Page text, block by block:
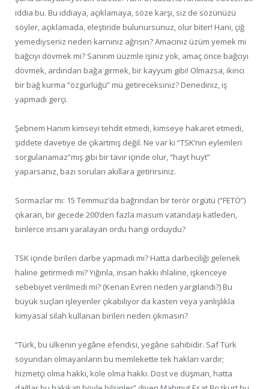
iddia bu. Bu iddiaya, açıklamaya, söze karşı, siz de sözünüzü
söyler, açıklamada, eleştiride bulunursunuz, olur biter! Hani, çiğ
yemediyseniz neden karnınız ağrısın? Amacınız üzüm yemek mi
bağcıyı dövmek mi? Sanırım üüzmle işiniz yok, amaç önce bağcıyı
dövmek, ardından bağa girmek, bir kayyum gibi! Olmazsa, ikinci
bir bağ kurma “özgürlüğü” mü getireceksiniz? Denediniz, iş
yapmadı gerçi.
Şebnem Hanım kimseyi tehdit etmedi, kimseye hakaret etmedi,
şiddete davetiye de çıkartmış değil. Ne var ki “TSK’nın eylemleri
sorgulanamaz”mış gibi bir tavır içinde olur, “hayt huyt”
yaparsanız, bazı soruları akıllara getirirsiniz.
Sormazlar mı: 15 Temmuz’da bağrından bir terör örgütü (“FETÖ”)
çıkaran, bir gecede 200’den fazla masum vatandaşı katleden,
binlerce insanı yaralayan ordu hangi orduydu?
TSK içinde birileri darbe yapmadı mı? Hatta darbeciliği gelenek
haline getirmedi mi? Yığınla, insan hakkı ihlaline, işkenceye
sebebiyet verilmedi mi? (Kenan Evren neden yargılandı?) Bu
büyük suçları işleyenler çıkabiliyor da kasten veya yanlışlıkla
kimyasal silah kullanan birileri neden çıkmasın?
“Türk, bu ülkenin yegâne efendisi, yegâne sahibidir. Saf Türk
soyundan olmayanların bu memlekette tek hakları vardır;
hizmetçi olma hakkı, köle olma hakkı. Dost ve düşman, hatta